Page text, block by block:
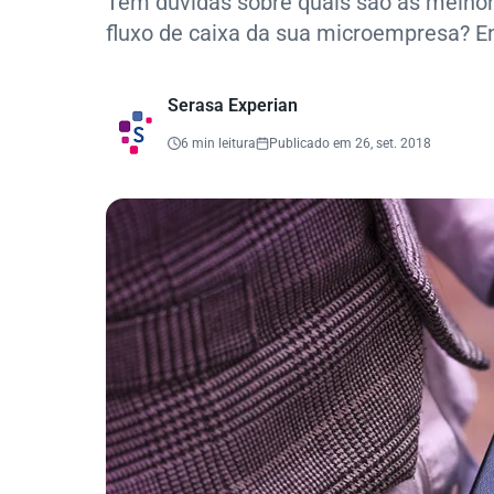
fluxo de caixa da sua microempresa?
Serasa Experian
6 min leitura Publicado em 26, set. 2018